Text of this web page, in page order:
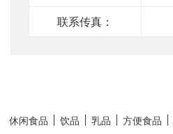
联系传真：
休闲食品 饮品 乳品 方便食品